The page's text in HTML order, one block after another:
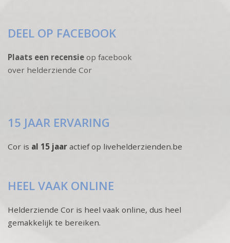
DEEL OP FACEBOOK
Plaats een recensie op facebook
over helderziende Cor
15 JAAR ERVARING
Cor is al 15 jaar actief op livehelderzienden.be
HEEL VAAK ONLINE
Helderziende Cor is heel vaak online, dus heel
gemakkelijk te bereiken.